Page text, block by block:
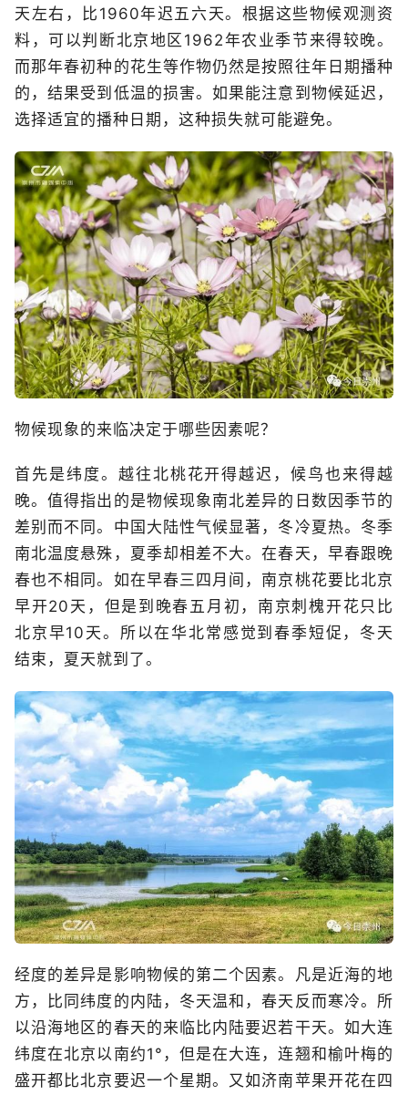
天左右，比1960年迟五六天。根据这些物候观测资
料，可以判断北京地区1962年农业季节来得较晚。
而那年春初种的花生等作物仍然是按照往年日期播种
的，结果受到低温的损害。如果能注意到物候延迟，
选择适宜的播种日期，这种损失就可能避免。
物候现象的来临决定于哪些因素呢？
首先是纬度。越往北桃花开得越迟，候鸟也来得越
晚。值得指出的是物候现象南北差异的日数因季节的
差别而不同。中国大陆性气候显著，冬冷夏热。冬季
南北温度悬殊，夏季却相差不大。在春天，早春跟晚
春也不相同。如在早春三四月间，南京桃花要比北京
早开20天，但是到晚春五月初，南京刺槐开花只比
北京早10天。所以在华北常感觉到春季短促，冬天
结束，夏天就到了。
经度的差异是影响物候的第二个因素。凡是近海的地
方，比同纬度的内陆，冬天温和，春天反而寒冷。所
以沿海地区的春天的来临比内陆要迟若干天。如大连
纬度在北京以南约1°，但是在大连，连翘和榆叶梅的
盛开都比北京要迟一个星期。又如济南苹果开花在四